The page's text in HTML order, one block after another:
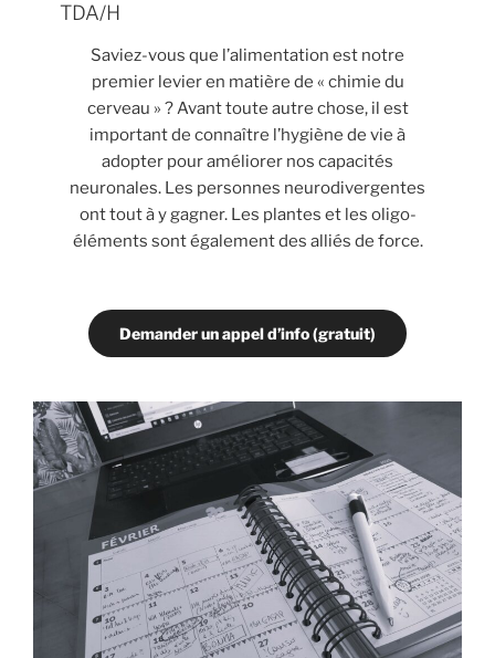
TDA/H
Saviez-vous que l’alimentation est notre
premier levier en matière de « chimie du
cerveau » ? Avant toute autre chose, il est
important de connaître l’hygiène de vie à
adopter pour améliorer nos capacités
neuronales. Les personnes neurodivergentes
ont tout à y gagner. Les plantes et les oligo-
éléments sont également des alliés de force.
Demander un appel d’info (gratuit)